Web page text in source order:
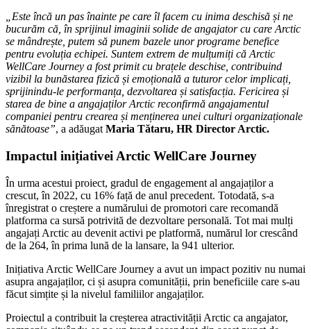
„Este încă un pas înainte pe care îl facem cu inima deschisă și ne
bucurăm că, în sprijinul imaginii solide de angajator cu care Arctic
se mândrește, putem să punem bazele unor programe benefice
pentru evoluția echipei. Suntem extrem de mulțumiți că Arctic
WellCare Journey a fost primit cu brațele deschise, contribuind
vizibil la bunăstarea fizică și emoțională a tuturor celor implicați,
sprijinindu-le performanța, dezvoltarea și satisfacția. Fericirea și
starea de bine a angajaților Arctic reconfirmă angajamentul
companiei pentru crearea și menținerea unei culturi organizaționale
sănătoase”, a adăugat Maria Tătaru, HR Director Arctic.
Impactul inițiativei Arctic WellCare Journey
În urma acestui proiect, gradul de engagement al angajaților a
crescut, în 2022, cu 16% față de anul precedent. Totodată, s-a
înregistrat o creștere a numărului de promotori care recomandă
platforma ca sursă potrivită de dezvoltare personală. Tot mai mulți
angajați Arctic au devenit activi pe platformă, numărul lor crescând
de la 264, în prima lună de la lansare, la 941 ulterior.
Inițiativa Arctic WellCare Journey a avut un impact pozitiv nu numai
asupra angajaților, ci și asupra comunității, prin beneficiile care s-au
făcut simțite și la nivelul familiilor angajaților.
Proiectul a contribuit la creșterea atractivității Arctic ca angajator,